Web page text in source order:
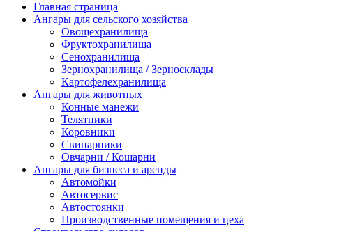
Главная страница
Ангары для сельского хозяйства
Овощехранилища
Фруктохранилища
Сенохранилища
Зернохранилища / Зерносклады
Картофелехранилища
Ангары для животных
Конные манежи
Телятники
Коровники
Свинарники
Овчарни / Кошарни
Ангары для бизнеса и аренды
Автомойки
Автосервис
Автостоянки
Производственные помещения и цеха